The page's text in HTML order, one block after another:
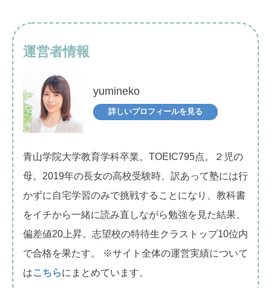
運営者情報
yumineko
詳しいプロフィールを見る
青山学院大学教育学科卒業。TOEIC795点。２児の
母。2019年の長女の高校受験時、訳あって塾には行
かずに自宅学習のみで挑戦することになり、教科書
をイチから一緒に読み直しながら勉強を見た結果、
偏差値20上昇。志望校の特待生クラストップ10位内
で合格を果たす。 ※サイト全体の運営実績について
はこちらにまとめています。